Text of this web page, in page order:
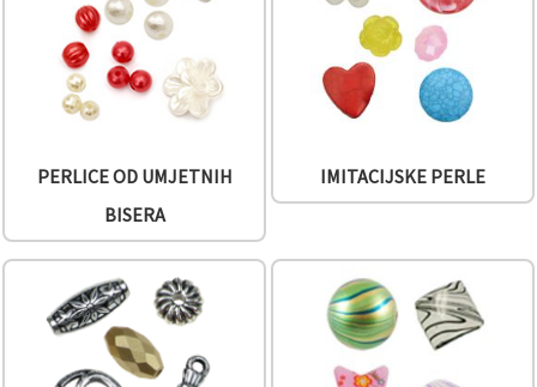
Postavke
PERLICE OD UMJETNIH
BISERA
IMITACIJSKE PERLE